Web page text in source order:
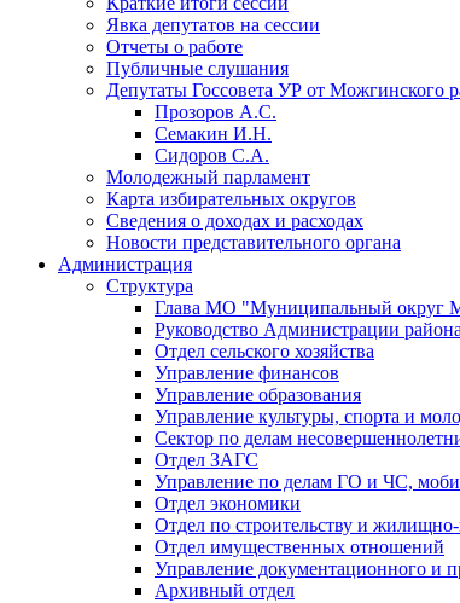
Явка депутатов на сессии
Отчеты о работе
Публичные слушания
Депутаты Госсовета УР от Можгинского
Прозоров А.С.
Семакин И.Н.
Сидоров С.А.
Молодежный парламент
Карта избирательных округов
Сведения о доходах и расходах
Новости представительного органа
Администрация
Структура
Глава МО "Муниципальный округ
Руководство Администрации района
Отдел сельского хозяйства
Управление финансов
Управление образования
Управление культуры, спорта и
Сектор по делам
Отдел ЗАГС
Управление по делам ГО и ЧС,
Отдел экономики
Отдел по строительству и
Отдел имущественных отношений
Управление документационного и
Архивный отдел